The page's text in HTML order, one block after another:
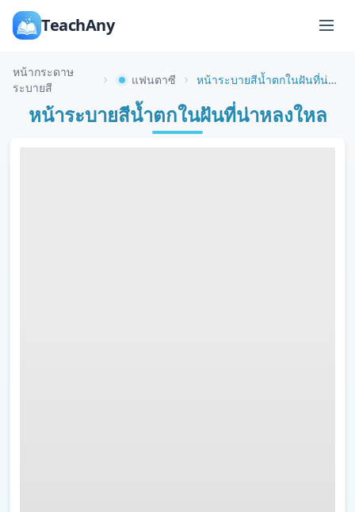
TeachAny
หน้ากระดาษ
ระบายสี
แฟนตาซี หน้าระบายสีน้ำตกในฝันที่น่าหลงใหล
หน้าระบายสีน้ำตกในฝันที่น่าหลงใหล